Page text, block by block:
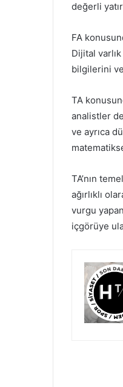
değerli
FA
Dijital
bilgilerini
TA
analistler
ve ayrıca
TA’nın
ağırlıklı
vurgu
içgörüye